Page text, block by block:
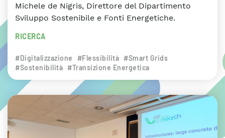
Michele de Nigris, Direttore del Dipartimento
Sviluppo Sostenibile e Fonti Energetiche.
RICERCA
#Digitalizzazione #Flessibilità #Smart Grids
#Sostenibilità #Transizione Energetica